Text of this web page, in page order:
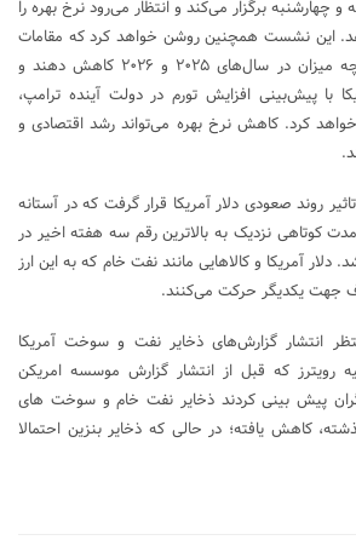
و چهارشنبه برگزار می‌کند و انتظار می‌رود نرخ بهره را
این نشست همچنین روشن خواهد کرد که مقامات
تصمیم دارند نرخ بهره را چه میزان در سال‌های ۲۰۲۵ و ۲۰۲۶ کاهش دهند و
با پیش‌بینی افزایش تورم در دولت آینده ترامپ،
کرد. کاهش نرخ بهره می‌تواند رشد اقتصادی و
روند صعودی دلار آمریکا قرار گرفت که در آستانه
کوتاهی نزدیک به بالاترین رقم سه هفته اخیر در
دلار آمریکا و کالاهایی مانند نفت خام که به این ارز
جهت یکدیگر حرکت می‌کنند.
انتشار گزارش‌های ذخایر نفت و سوخت آمریکا
رویترز که قبل از انتشار گزارش موسسه امریکن
پیش بینی کردند ذخایر نفت خام و سوخت های
کاهش یافته؛ در حالی که ذخایر بنزین احتمالا